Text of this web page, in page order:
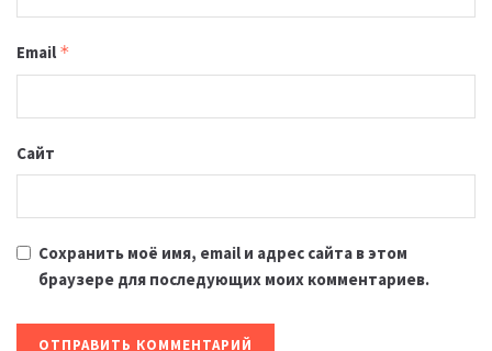
Email *
Сайт
Сохранить моё имя, email и адрес сайта в этом
браузере для последующих моих комментариев.